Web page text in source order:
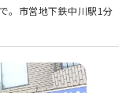
市営地下鉄中川駅1分